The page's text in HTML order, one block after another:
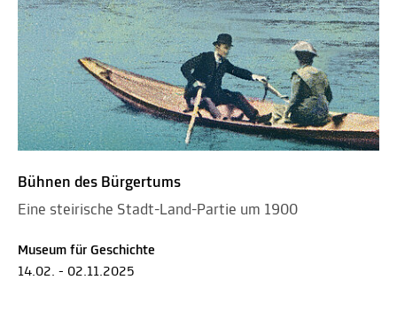
Bühnen des Bürgertums
Eine steirische Stadt-Land-Partie um 1900
Museum für Geschichte
14.02. - 02.11.2025